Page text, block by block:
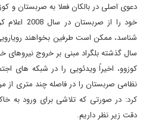
دعوی اصلی در بالکان فعلا به صربستان و
خود را از
شناسد، ممکن است طرفین بخواهند
سال گذشته بلگراد مبنی بر خروج نیروهای
کوزوو، اخیراً ویدئویی را در شبکه های
نظامی صربستان را در فاصله چند متری از
کرد: در صورتی که تلاشی برای ورود به
دقت زیر نظر داریم.